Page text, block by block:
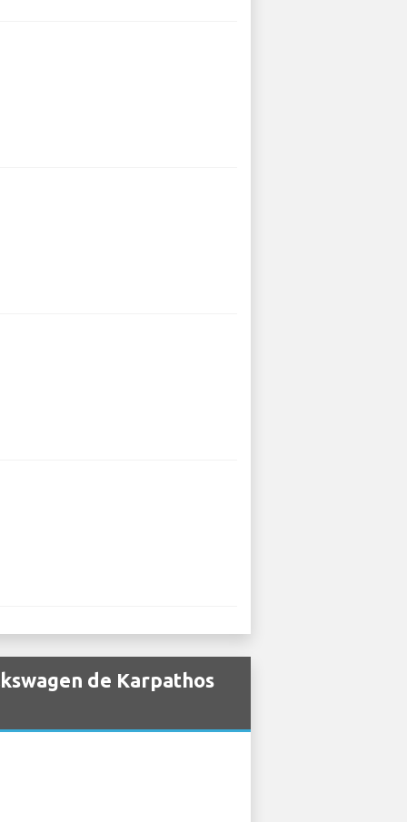
de Karpathos